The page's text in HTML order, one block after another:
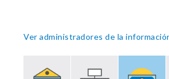
Ver administradores de la